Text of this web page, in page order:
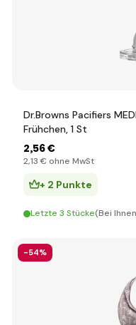
Dr.Browns Pacifiers
Frühchen, 1 St
2,56 €
2,13 € ohne MwSt
+ 2 Punkte
Letzte 3 Stücke(Bei
-54%